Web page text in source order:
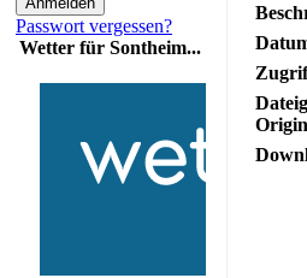
Passwort vergessen?
Wetter für Sontheim...